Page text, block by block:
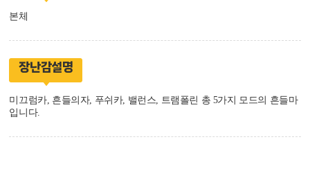
본체
장난감설명
미끄럼카, 흔들의자, 푸쉬카, 밸런스, 트램폴린 총 5가지 모드의 흔들마
입니다.